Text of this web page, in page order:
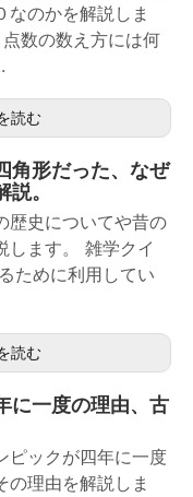
なのかを解説しま
数の数え方には何
読む
角形だった、なぜ
。
歴史についてや昔の
します。 雑学クイ
ために利用してい
読む
に一度の理由、古
ピックが四年に一度
の理由を解説しま